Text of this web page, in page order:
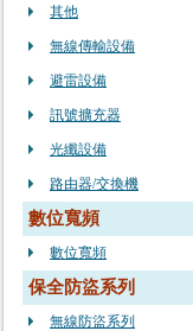
其他
無線傳輸設備
避雷設備
訊號擴充器
光纖設備
路由器/交換機
數位寬頻
數位寬頻
保全防盜系列
無線防盜系列